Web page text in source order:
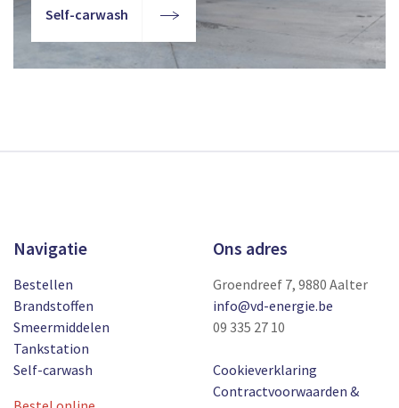
Self-carwash
Navigatie
Bestellen
Brandstoffen
Smeermiddelen
Tankstation
Self-carwash
Ons adres
Groendreef 7, 9880 Aalter
info@vd-energie.be
09 335 27 10
Cookieverklaring
Contractvoorwaarden &